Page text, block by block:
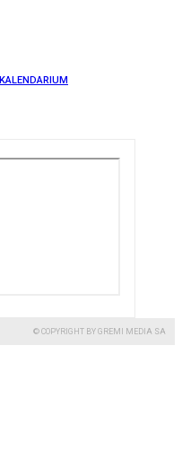
KALENDARIUM
© COPYRIGHT BY GREMI MEDIA SA